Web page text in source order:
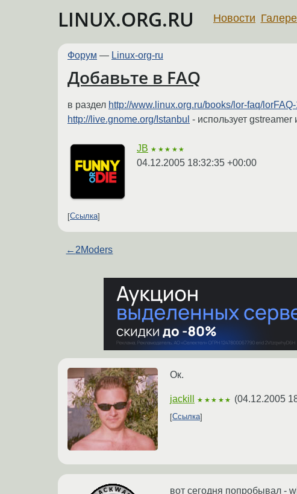
LINUX.ORG.RU Новости
Форум — Linux-org-ru
Добавьте в FAQ
в раздел http://www.linux.org.ru/books/lor-faq/
http://live.gnome.org/Istanbul - использует gstreamer
JB ★★★★★
04.12.2005 18:32:35 +00:00
Ссылка
← 2Moders
Ок.
jackill ★★★★★ (04.12.2005
Ссылка
вот сегодня попробывал -